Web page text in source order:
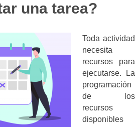
una tarea?
Toda actividad
necesita
recursos para
ejecutarse. La
programación
de los
recursos
disponibles